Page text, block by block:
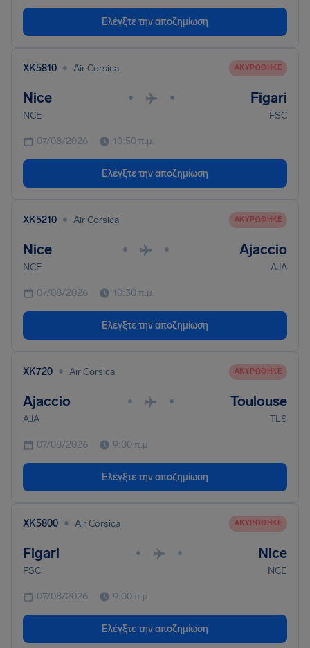
Ελέγξτε την αποζημίωση
XK5810 • Air Corsica ΑΚΥΡΏΘΗΚΕ
Nice • • Figari
NCE FSC
07/08/2026 10:50 π.μ.
Ελέγξτε την αποζημίωση
XK5210 • Air Corsica ΑΚΥΡΏΘΗΚΕ
Nice • • Ajaccio
NCE AJA
07/08/2026 10:30 π.μ.
Ελέγξτε την αποζημίωση
XK720 • Air Corsica ΑΚΥΡΏΘΗΚΕ
Ajaccio • • Toulouse
AJA TLS
07/08/2026 9:00 π.μ.
Ελέγξτε την αποζημίωση
XK5800 • Air Corsica ΑΚΥΡΏΘΗΚΕ
Figari • • Nice
FSC NCE
07/08/2026 9:00 π.μ.
Ελέγξτε την αποζημίωση